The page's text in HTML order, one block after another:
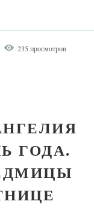
235 просмотров
ГОДА.